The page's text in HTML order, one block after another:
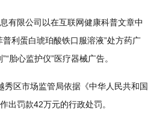
限公司以在互联网健康科普文章中
利蛋白琥珀酸铁口服溶液”处方药广
胎心监护仪”医疗器械广告。
区市场监管局依据《中华人民共和国
出罚款42万元的行政处罚。